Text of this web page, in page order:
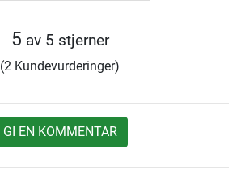
5 av 5 stjerner
(2 Kundevurderinger)
GI EN KOMMENTAR